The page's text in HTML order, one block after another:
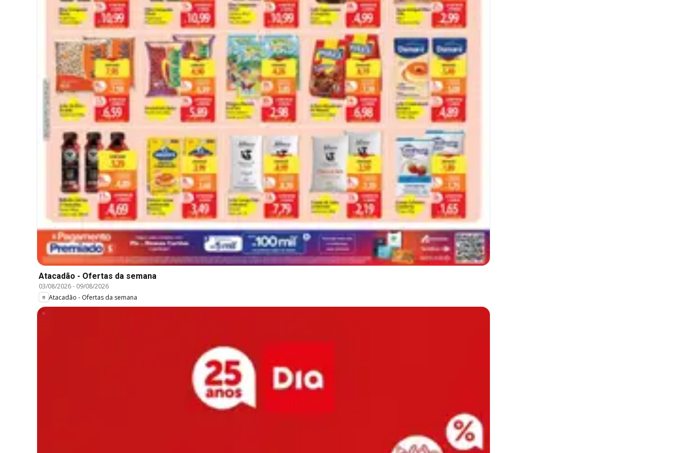
Atacadão - Ofertas da semana
03/08/2026- 09/08/2026
Atacadão - Ofertas da semana